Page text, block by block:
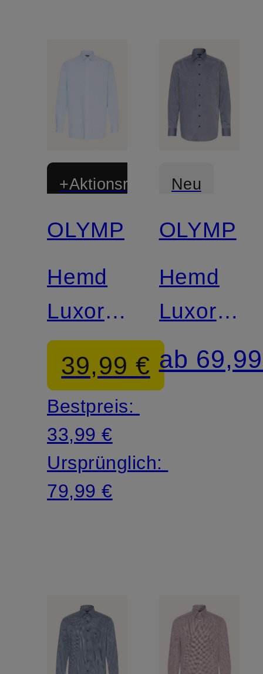
+Aktionsrabatt
Zertifiziert
OLYMP
Hemd
Luxor
comfort
fit39,99 €
Bestpreis:
33,99 €
Ursprünglich:
79,99 €
Neu
Zertifiziert
OLYMP
Hemd
Luxor
comfort
fit
ab